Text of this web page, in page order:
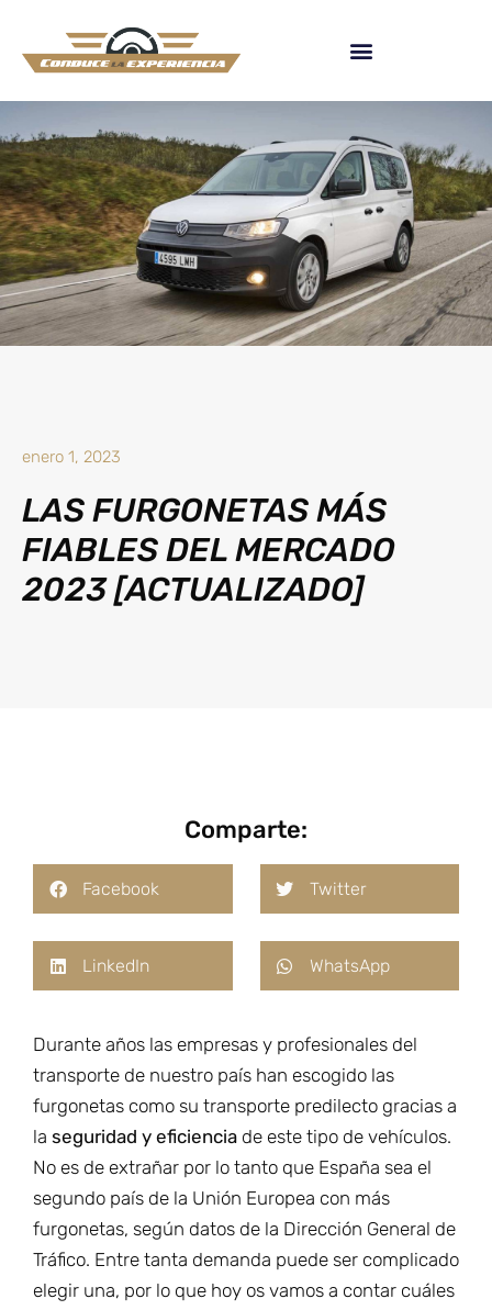
enero 1, 2023
LAS FURGONETAS MÁS
FIABLES DEL MERCADO
2023 [ACTUALIZADO]
Comparte:
Facebook Twitter
LinkedIn WhatsApp
Durante años las empresas y profesionales del
transporte de nuestro país han escogido las
furgonetas como su transporte predilecto gracias a
la seguridad y eficiencia de este tipo de vehículos.
No es de extrañar por lo tanto que España sea el
segundo país de la Unión Europea con más
furgonetas, según datos de la Dirección General de
Tráfico. Entre tanta demanda puede ser complicado
elegir una, por lo que hoy os vamos a contar cuáles